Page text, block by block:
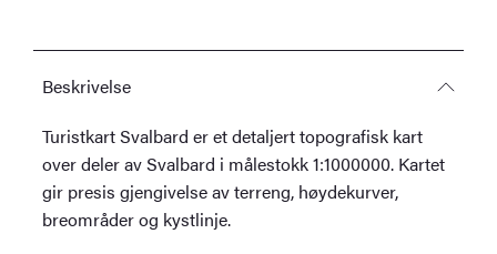
Beskrivelse
Turistkart Svalbard er et detaljert topografisk kart
over deler av Svalbard i målestokk 1:1000000. Kartet
gir presis gjengivelse av terreng, høydekurver,
breområder og kystlinje.